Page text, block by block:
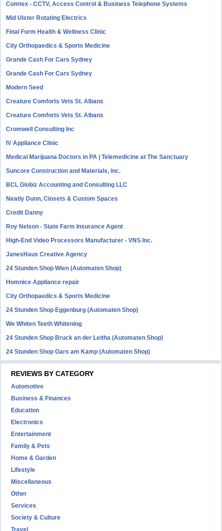
Comtex - CCTV, Access Control & Business Telephone Systems
Mid Ulster Rotating Electrics
Final Form Health & Wellness Clinic
City Orthopaedics & Sports Medicine
Grande Cash For Cars Sydney
Grande Cash For Cars Sydney
Modern Seed
Creature Comforts Vets St. Albans
Creature Comforts Vets St. Albans
Cromwell Consulting Inc
IV Appliance Clinic
Medical Marijuana Doctors in PA | Telemedicine at The Sanctuary
Suncore Construction and Materials, inc.
BCL Globiz Accounting and Consulting LLC
Neatly Dunn, Closets & Custom Spaces
Credit Danny
Roy Nelson - State Farm Insurance Agent
High-End Video Processors Manufacturer - VNS Inc.
JanesHaus Creative Agency
24 Stunden Shop Wien (Automaten Shop)
Homnice Appliance repair
City Orthopaedics & Sports Medicine
24 Stunden Shop Eggenburg (Automaten Shop)
We Whiten Teeth Whitening
24 Stunden Shop Bruck an der Leitha (Automaten Shop)
24 Stunden Shop Gars am Kamp (Automaten Shop)
REVIEWS BY CATEGORY
Automotive
Business & Finances
Education
Electronics
Entertainment
Family & Pets
Home & Garden
Lifestyle
Miscellaneous
Other
Services
Society & Culture
Travel